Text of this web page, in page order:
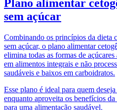
Plano alimentar
sem açúcar
Combinando os princípios da dieta
sem açúcar, o plano alimentar
elimina todas as formas de
em alimentos integrais e não
saudáveis e baixos em carboidratos.
Esse plano é ideal para quem
enquanto aproveita os benefícios
para uma alimentação saudável.